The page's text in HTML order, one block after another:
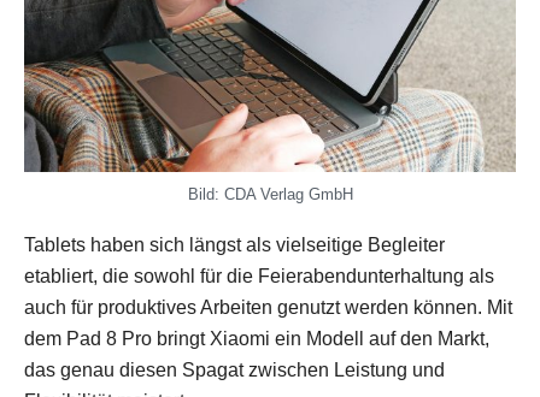
Bild: CDA Verlag GmbH
Tablets haben sich längst als vielseitige Begleiter
etabliert, die sowohl für die Feierabendunterhaltung als
auch für produktives Arbeiten genutzt werden können. Mit
dem Pad 8 Pro bringt Xiaomi ein Modell auf den Markt,
das genau diesen Spagat zwischen Leistung und